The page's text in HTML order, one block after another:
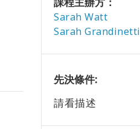
Sarah Watt
Sarah Grandinetti
先決條件:
請看描述